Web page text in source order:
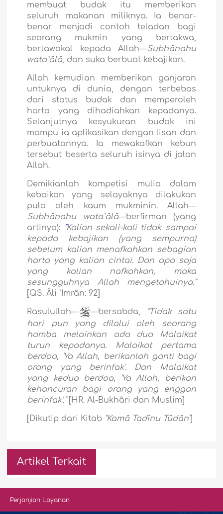
membuat budak itu memberikan
seluruh makanan miliknya. Ia benar-
benar menjadi contoh teladan bagi
seorang mukmin yang bertakwa,
bertawakal kepada Allah—Subhânahu
wata`âlâ, dan suka berbuat kebajikan.
Allah kemudian memberikan ganjaran
untuknya di dunia, dengan terbebas
dari status budak dan memperoleh
harta yang dihadiahkan kepadanya.
Selanjutnya kesyukuran budak ini
mampu ia aplikasikan dengan lisan dan
perbuatannya. Ia mewakafkan kebun
tersebut beserta seluruh isinya di jalan
Allah.
Demikianlah kompetisi mulia dalam
kebaikan yang selayaknya dilakukan
pula oleh kaum mukminin. Allah—
Subhânahu wata`âlâ—berfirman (yang
artinya):
"Kalian sekali-kali tidak sampai
kepada kebajikan (yang sempurna)
sebelum kalian menafkahkan sebagian
harta yang kalian cintai. Dan apa saja
yang kalian nafkahkan, maka
sesungguhnya Allah mengetahuinya."
[QS. Âli `Imrân: 92]
Rasulullah— —bersabda,
"Tidak satu
hari pun yang dilalui oleh seorang
hamba melainkan ada dua Malaikat
turun kepadanya. Malaikat pertama
berdoa, 'Ya Allah, berikanlah ganti bagi
orang yang berinfak'. Dan Malaikat
yang kedua berdoa, 'Ya Allah, berikan
kehancuran bagi orang yang enggan
berinfak'."
[HR. Al-Bukhâri dan Muslim]
[Dikutip dari Kitab "Kamâ Tadînu Tûdân"]
Artikel Terkait
Perjanjian Layanan